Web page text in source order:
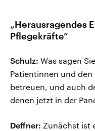
„Herausragendes
Pflegekräfte“
Schulz: Was sagen
Patientinnen und den
betreuen, und auch
denen jetzt in der
Deffner: Zunächst ist